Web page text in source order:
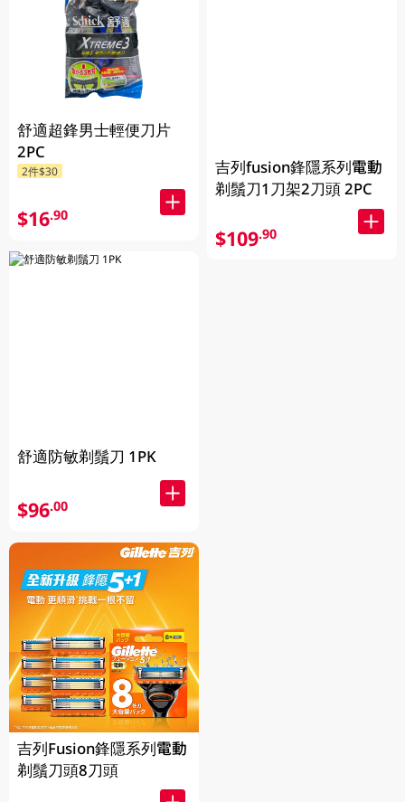
舒適超鋒男士輕便刀片
2PC
2件$30
$16.90
舒適防敏剃鬚刀 1PK
$96.00
吉列Fusion鋒隱系列電動
剃鬚刀頭8刀頭
吉列fusion鋒隱系列電動
剃鬚刀1刀架2刀頭 2PC
$109.90